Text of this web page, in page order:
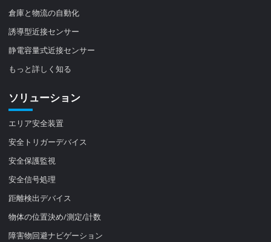
倉庫と物流の自動化
誘導型近接センサー
静電容量式近接センサー
もっと詳しく知る
ソリューション
エリア安全装置
安全トリガーデバイス
安全保護監視
安全信号処理
距離検出デバイス
物体の位置決め/測定/計数
障害物回避ナビゲーション